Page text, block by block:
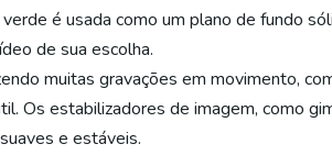
é usada como um plano de fundo
de sua escolha.
muitas gravações em movimento,
Os estabilizadores de imagem, como
e estáveis.